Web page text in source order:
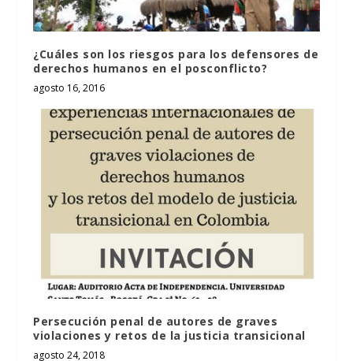
¿Cuáles son los riesgos para los defensores de
derechos humanos en el posconflicto?
agosto 16, 2016
Persecución penal de autores de graves
violaciones y retos de la justicia transicional
agosto 24, 2018